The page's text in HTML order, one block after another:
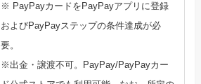
※ PayPayカードをPayPayアプリに登録
およびPayPayステップの条件達成が必
要。
※出金・譲渡不可。PayPay/PayPayカー